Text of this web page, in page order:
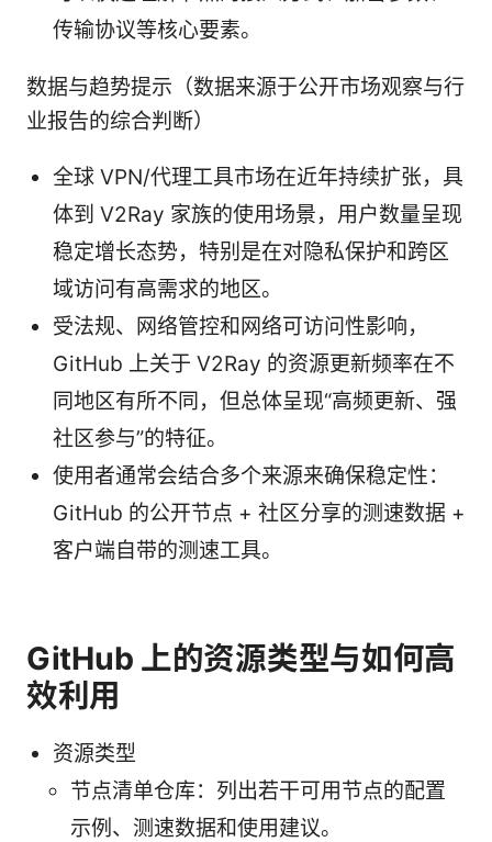
传输协议等核心要素。
数据与趋势提示（数据来源于公开市场观察与行
业报告的综合判断）
全球 VPN/代理工具市场在近年持续扩张，具
体到 V2Ray 家族的使用场景，用户数量呈现
稳定增长态势，特别是在对隐私保护和跨区
域访问有高需求的地区。
受法规、网络管控和网络可访问性影响，
GitHub 上关于 V2Ray 的资源更新频率在不
同地区有所不同，但总体呈现“高频更新、强
社区参与”的特征。
使用者通常会结合多个来源来确保稳定性：
GitHub 的公开节点 + 社区分享的测速数据 +
客户端自带的测速工具。
GitHub 上的资源类型与如何高
效利用
资源类型
节点清单仓库：列出若干可用节点的配置
示例、测速数据和使用建议。